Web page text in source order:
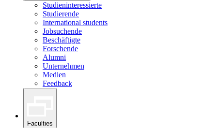
Studieninteressierte
Studierende
International students
Jobsuchende
Beschäftigte
Forschende
Alumni
Unternehmen
Medien
Feedback
Faculties